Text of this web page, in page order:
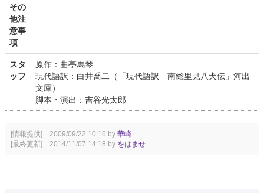
その
他注
意事
項
スタ
ッフ
原作：曲亭馬琴
現代語訳：白井喬二（「現代語訳 南総里見八犬伝」河出
文庫）
脚本・演出：吉谷光太郎
[情報提供] 2009/09/22 10:16 by 華崎
[最終更新] 2014/11/07 14:18 by をはませ